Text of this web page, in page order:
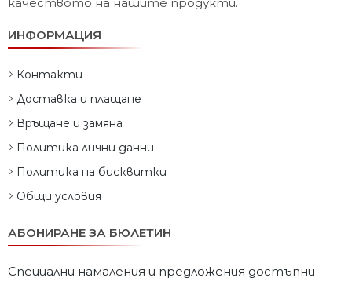
ИНФОРМАЦИЯ
Контакти
Доставка и плащане
Връщане и замяна
Политика лични данни
Политика на бисквитки
Общи условия
АБОНИРАНЕ ЗА БЮЛЕТИН
Специални намаления и предложения достъпни